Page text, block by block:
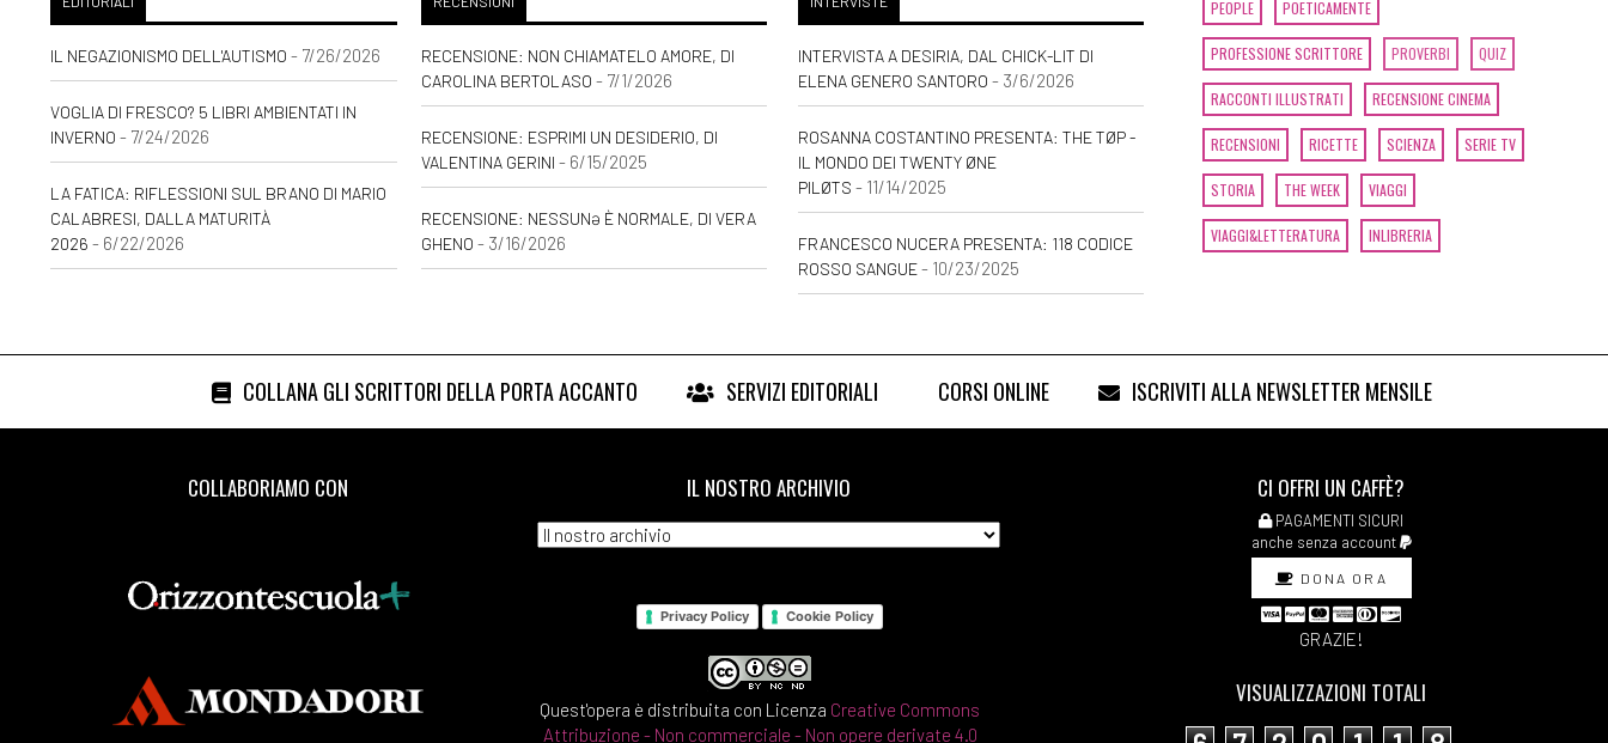
IL NEGAZIONISMO DELL'AUTISMO - 7/26/2026
VOGLIA DI FRESCO? 5 LIBRI AMBIENTATI IN
INVERNO - 7/24/2026
LA FATICA: RIFLESSIONI SUL BRANO DI MARIO
CALABRESI, DALLA MATURITÀ
2026 - 6/22/2026
RECENSIONE: NON CHIAMATELO AMORE, DI
CAROLINA BERTOLASO - 7/1/2026
RECENSIONE: ESPRIMI UN DESIDERIO, DI
VALENTINA GERINI - 6/15/2025
RECENSIONE: NESSUNƏ È NORMALE, DI VERA
GHENO - 3/16/2026
INTERVISTA A DESIRIA, DAL CHICK-LIT DI
ELENA GENERO SANTORO - 3/6/2026
ROSANNA COSTANTINO PRESENTA: THE TØP -
IL MONDO DEI TWENTY ØNE
PILØTS - 11/14/2025
FRANCESCO NUCERA PRESENTA: 118 CODICE
ROSSO SANGUE- 10/23/2025
PEOPLE POETICAMENTE
PROFESSIONE SCRITTORE PROVERBI QUIZ
RACCONTI ILLUSTRATI RECENSIONE CINEMA
RECENSIONI RICETTE SCIENZA SERIE TV
STORIA THE WEEK VIAGGI
VIAGGI&LETTERATURA INLIBRERIA
COLLANA GLI SCRITTORI DELLA PORTA ACCANTO SERVIZI EDITORIALI CORSI ONLINE ISCRIVITI ALLA NEWSLETTER MENSILE
COLLABORIAMO CON IL NOSTRO ARCHIVIO
Privacy Policy Cookie Policy
Quest'opera è distribuita con Licenza Creative Commons
Attribuzione - Non commerciale - Non opere derivate 4.0
CI OFFRI UN CAFFÈ?
PAGAMENTI SICURI
anche senza account
DONA ORA
GRAZIE!
VISUALIZZAZIONI TOTALI